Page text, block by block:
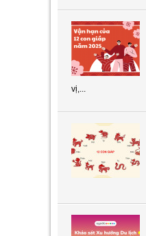
vị,...